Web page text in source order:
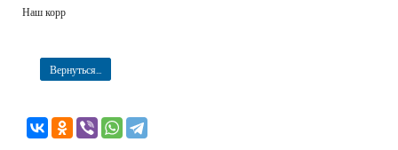
Наш корр
Вернуться...